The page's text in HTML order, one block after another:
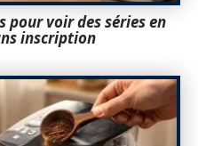
pour voir des séries en
inscription